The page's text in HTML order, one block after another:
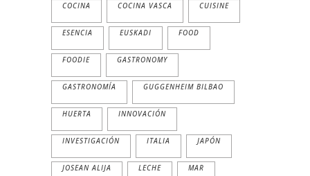
COCINA COCINA VASCA CUISINE
ESENCIA EUSKADI FOOD
FOODIE GASTRONOMY
GASTRONOMÍA GUGGENHEIM BILBAO
HUERTA INNOVACIÓN
INVESTIGACIÓN ITALIA JAPÓN
JOSEAN ALIJA LECHE MAR